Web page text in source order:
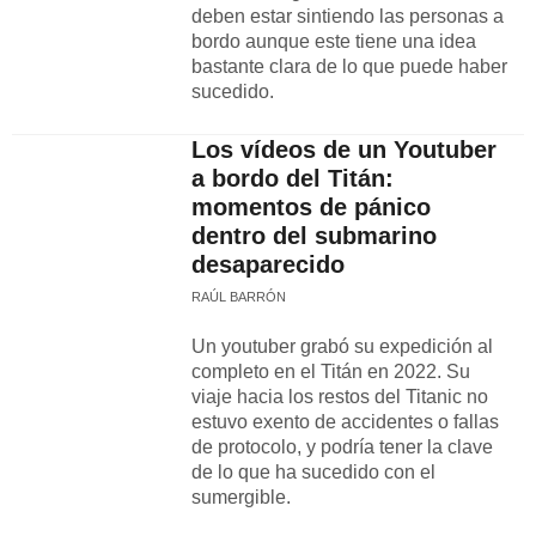
deben estar sintiendo las personas a
bordo aunque este tiene una idea
bastante clara de lo que puede haber
sucedido.
Los vídeos de un Youtuber
a bordo del Titán:
momentos de pánico
dentro del submarino
desaparecido
RAÚL BARRÓN
Un youtuber grabó su expedición al
completo en el Titán en 2022. Su
viaje hacia los restos del Titanic no
estuvo exento de accidentes o fallas
de protocolo, y podría tener la clave
de lo que ha sucedido con el
sumergible.